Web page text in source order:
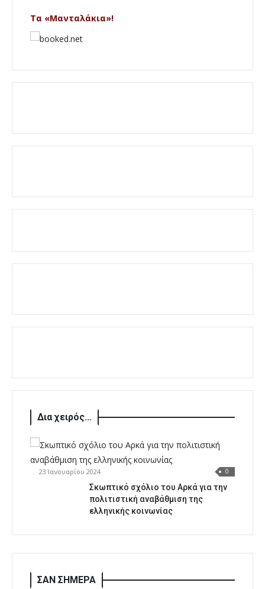
Τα «Μανταλάκια»!
Δια χειρός...
23 Ιανουαρίου 2024 0
Σκωπτικό σχόλιο του Αρκά για την
πολιτιστική αναβάθμιση της
ελληνικής κοινωνίας
ΣΑΝ ΣΗΜΕΡΑ